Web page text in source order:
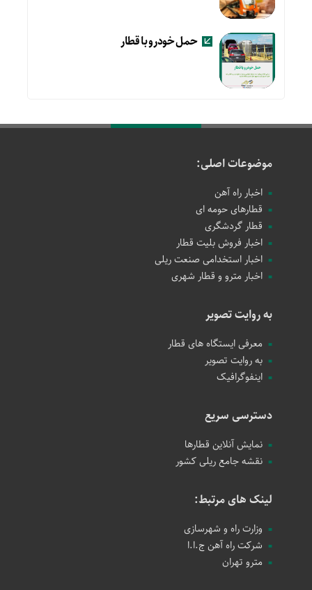
حمل خودرو با قطار
موضوعات اصلی:
اخبار راه آهن
قطارهای حومه ای
قطار گردشگری
اخبار فروش بلیت قطار
اخبار استخدامی صنعت ریلی
اخبار مترو و قطار شهری
به روایت تصویر
معرفی ایستگاه های قطار
به روایت تصویر
اینفوگرافیک
دسترسی سریع
نمایش آنلاین قطارها
نقشه جامع ریلی کشور
لینک های مرتبط:
وزارت راه و شهرسازی
شرکت راه آهن ج.ا.ا
مترو تهران